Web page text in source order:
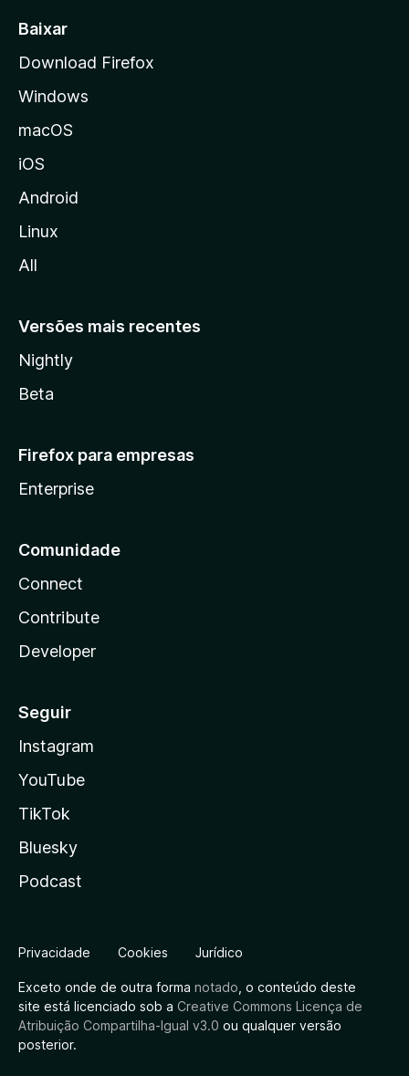
a
d
a
z
i
a
Baixar
Download Firefox
Windows
macOS
iOS
Android
Linux
All
Versões mais recentes
Nightly
Beta
Firefox para empresas
Enterprise
Comunidade
Connect
Contribute
Developer
Seguir
Instagram
YouTube
TikTok
Bluesky
Podcast
Privacidade Cookies Jurídico
Exceto onde de outra forma notado , o conteúdo deste
site está licenciado sob a Creative Commons Licença de
Atribuição Compartilha-Igual v3.0 ou qualquer versão
posterior.